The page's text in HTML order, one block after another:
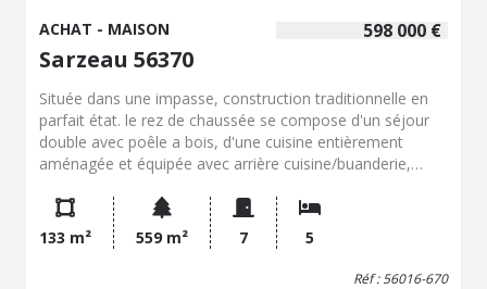
598 000 €
ACHAT - MAISON
Sarzeau 56370
Située dans une impasse, construction traditionnelle en
parfait état. le rez de chaussée se compose d'un séjour
double avec poêle a bois, d'une cuisine entièrement
aménagée et équipée avec arrière cuisine/buanderie,
chambres, un bureau, une salle de bains, un wc. Garage.
133 m²
559 m² 7 5
Réf : 56016-670